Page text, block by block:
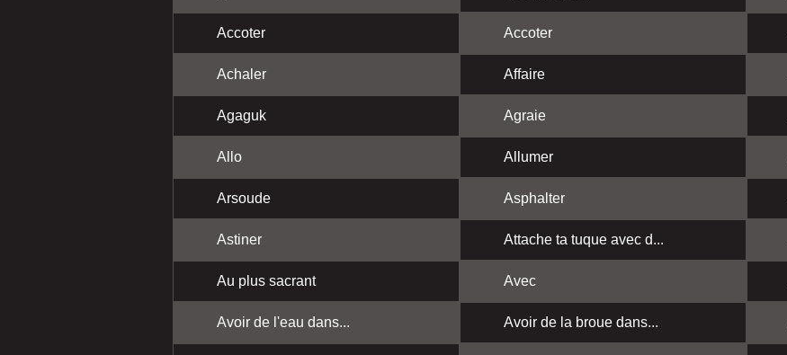
Accoter Accoter
Achaler Affaire
Agaguk Agraie
Allo Allumer
Arsoude Asphalter
Astiner Attache ta tuque avec d...
Au plus sacrant Avec
Avoir de l'eau dans... Avoir de la broue dans...